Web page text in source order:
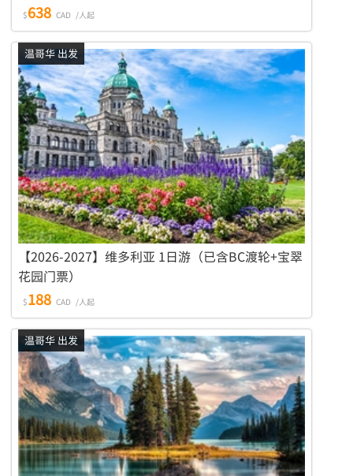
$638 CAD /人起
温哥华 出发
【2026-2027】维多利亚 1日游（已含BC渡轮+宝翠
花园门票）
$188 CAD /人起
温哥华 出发